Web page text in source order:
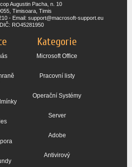
Augustin Pacha, n. 10
Timisoara, Timis
- Email: support@macrosoft-support.eu
DIČ: RO45281950
Kategorie
Microsoft Office
Pracovní listy
Operační Systémy
Server
Adobe
Antivirový